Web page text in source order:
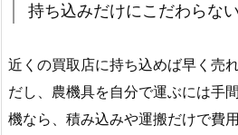
持ち込みだけにこだわらない
近くの買取店に持ち込めば早く売
だし、農機具を自分で運ぶには手
機なら、積み込みや運搬だけで費